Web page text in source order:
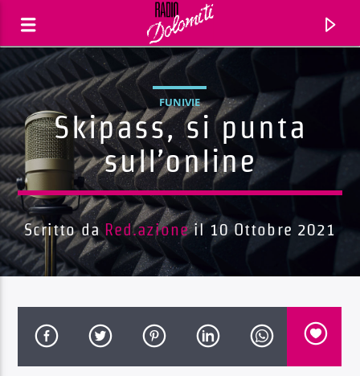
Titolo
Artista
FUNIVIE
Skipass, si punta
sull’online
Scritto da Red.azioneil 10 Ottobre 2021